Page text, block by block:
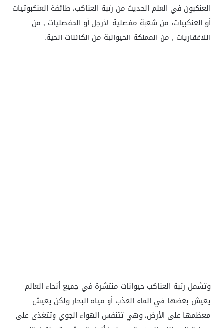
العنكبون في العلم الحديث من رتبة العناكب، طائفة العنكبوتيات
أو العنكبيات، من شعبة مفصلية الأرجل أو المفصليات , من
اللافقاريات , من المملكة الحيوانية من الكائنات الحية.
وتشمل رتبة العناكب حيوانات منتشرة في جميع أنحاء العالم
يعيش بعضها في الماء العذب أو مياه البحار ولكن يعيش
معظمها على الأرض، وهي تتنفس الهواء الجوي وتتغذى على